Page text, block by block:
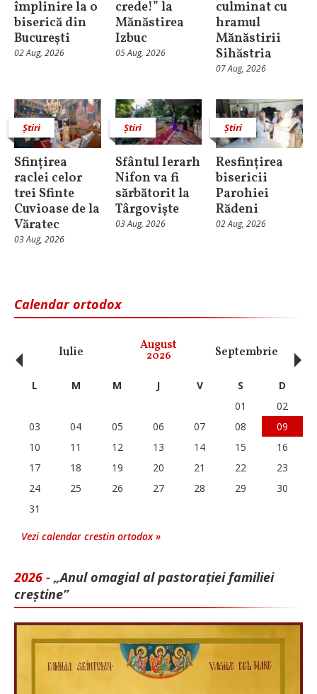
împlinire la o
biserică din
Bucureşti
02 Aug, 2026
crede!” la
Mănăstirea
Izbuc
05 Aug, 2026
culminat cu
hramul
Mănăstirii
Sihăstria
07 Aug, 2026
Știri
Sfințirea
raclei celor
trei Sfinte
Cuvioase de la
Văratec
03 Aug, 2026
Știri
Sfântul Ierarh
Nifon va fi
sărbătorit la
Târgoviște
03 Aug, 2026
Știri
Resfințirea
bisericii
Parohiei
Rădeni
02 Aug, 2026
Calendar ortodox
Iulie August
2026 Septembrie
‹ L M M J V S
D
01
02
03
04 05 06 07 08
09
10
11 12 13 14 15
16
17
18 19 20 21 22
23
24
25 26 27 28 29
30
31
Vezi calendar crestin ortodox »
2026 - „Anul omagial al pastorației familiei
creștine”